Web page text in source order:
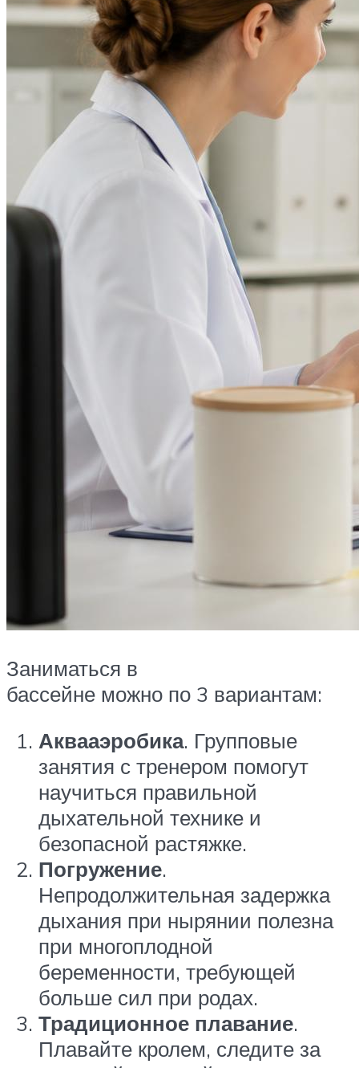
Заниматься в
бассейне можно по 3 вариантам:
Аквааэробика. Групповые
занятия с тренером помогут
научиться правильной
дыхательной технике и
безопасной растяжке.
Погружение.
Непродолжительная задержка
дыхания при нырянии полезна
при многоплодной
беременности, требующей
больше сил при родах.
Традиционное плавание.
Плавайте кролем, следите за